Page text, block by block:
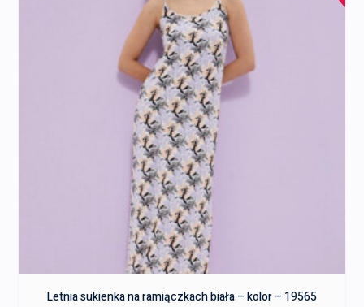
Letnia sukienka na ramiączkach biała – kolor – 19565